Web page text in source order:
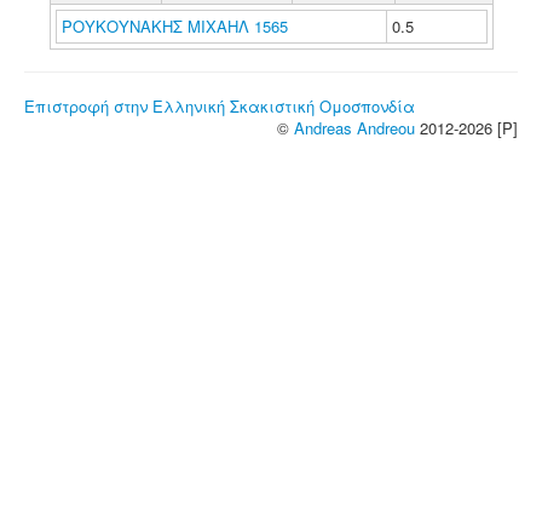
ΡΟΥΚΟΥΝΑΚΗΣ ΜΙΧΑΗΛ 1565 0.5
Επιστροφή στην Ελληνική Σκακιστική Ομοσπονδία
© Andreas Andreou 2012-2026 [P]